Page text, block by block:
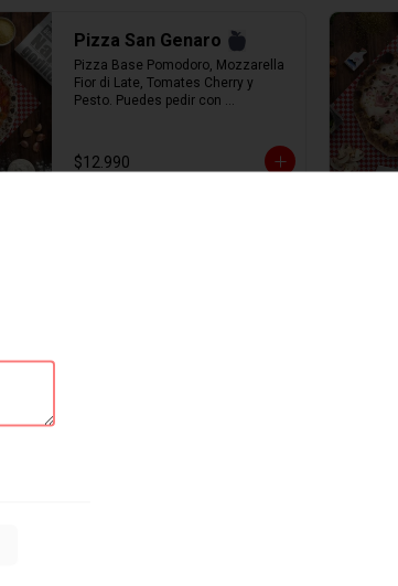
Pizza San Genaro
Pizza Base Pomodoro, Mozzarella
Fior di Late, Tomates Cherry y
Pesto. Puedes pedir con
$12.990